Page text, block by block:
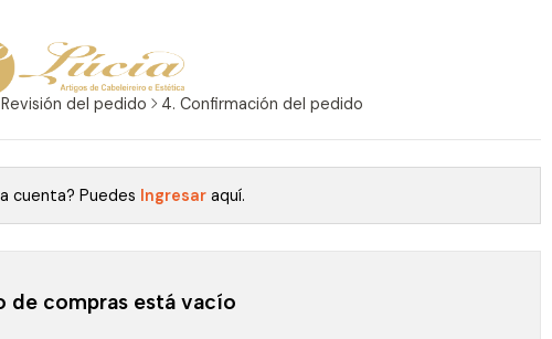
del pedido 4. Confirmación del pedido
cuenta? Puedes Ingresar aquí.
de compras está vacío